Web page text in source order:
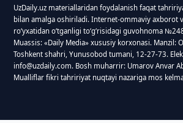
UzDaily.uz materiallaridan foydalanish faqat
bilan amalga oshiriladi. Internet-ommaviy axborot
roʻyxatidan oʻtganligi toʻgʻrisidagi guvohnoma
Muassis: «Daily Media» xususiy korxonasi. Manzil:
Toshkent shahri, Yunusobod tumani, 12-27-73.
info@uzdaily.com. Bosh muharrir: Umarov Anvar
Mualliflar fikri tahririyat nuqtayi nazariga mos